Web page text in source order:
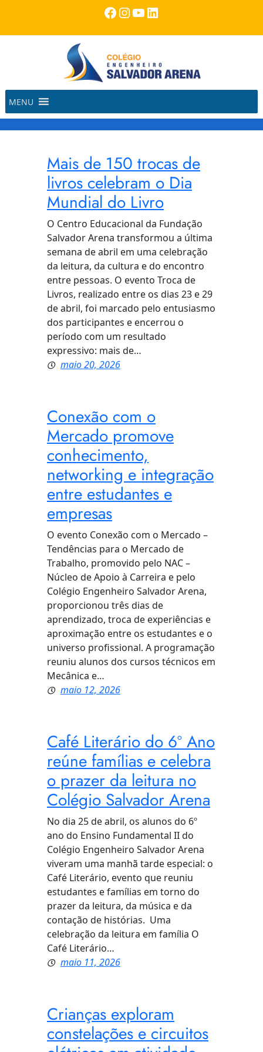
o
Facebook
Instagram
Youtube
LinkedIn
MENU
Mais de 150 trocas de
livros celebram o Dia
Mundial do Livro
O Centro Educacional da Fundação
Salvador Arena transformou a última
semana de abril em uma celebração
da leitura, da cultura e do encontro
entre pessoas. O evento Troca de
Livros, realizado entre os dias 23 e 29
de abril, foi marcado pelo entusiasmo
dos participantes e encerrou o
período com um resultado
expressivo: mais de…
maio 20, 2026
Conexão com o
Mercado promove
conhecimento,
networking e integração
entre estudantes e
empresas
O evento Conexão com o Mercado –
Tendências para o Mercado de
Trabalho, promovido pelo NAC –
Núcleo de Apoio à Carreira e pelo
Colégio Engenheiro Salvador Arena,
proporcionou três dias de
aprendizado, troca de experiências e
aproximação entre os estudantes e o
universo profissional. A programação
reuniu alunos dos cursos técnicos em
Mecânica e…
maio 12, 2026
Café Literário do 6º Ano
reúne famílias e celebra
o prazer da leitura no
Colégio Salvador Arena
No dia 25 de abril, os alunos do 6º
ano do Ensino Fundamental II do
Colégio Engenheiro Salvador Arena
viveram uma manhã tarde especial: o
Café Literário, evento que reuniu
estudantes e famílias em torno do
prazer da leitura, da música e da
contação de histórias. Uma
celebração da leitura em família O
Café Literário…
maio 11, 2026
Crianças exploram
constelações e circuitos